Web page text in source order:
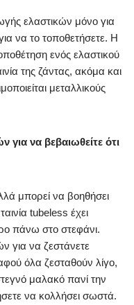
ελαστικών μόνο για
να το τοποθετήσετε. Η
ενός ελαστικού
της ζάντας, ακόμα και
μεταλλικούς
για να βεβαιωθείτε ότι
μπορεί να βοηθήσει
tubeless έχει
πάνω στο στεφάνι.
για να ζεστάνετε
όλα ζεσταθούν λίγο,
μαλακό πανί την
να κολλήσει σωστά.